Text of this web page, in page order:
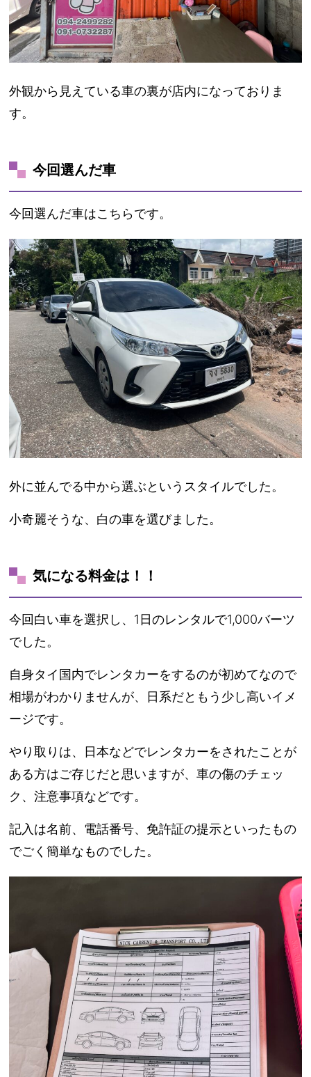
外観から見えている車の裏が店内になっておりま
す。
今回選んだ車
今回選んだ車はこちらです。
外に並んでる中から選ぶというスタイルでした。
小奇麗そうな、白の車を選びました。
気になる料金は！！
今回白い車を選択し、1日のレンタルで1,000バーツ
でした。
自身タイ国内でレンタカーをするのが初めてなので
相場がわかりませんが、日系だともう少し高いイメ
ージです。
やり取りは、日本などでレンタカーをされたことが
ある方はご存じだと思いますが、車の傷のチェッ
ク、注意事項などです。
記入は名前、電話番号、免許証の提示といったもの
でごく簡単なものでした。